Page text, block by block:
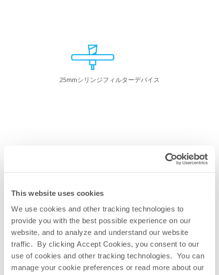
This website uses cookies
We use cookies and other tracking technologies to
provide you with the best possible experience on our
website, and to analyze and understand our website
traffic. By clicking Accept Cookies, you consent to our
use of cookies and other tracking technologies. You can
manage your cookie preferences or read more about our
25mmシリンジフィルターデバイス